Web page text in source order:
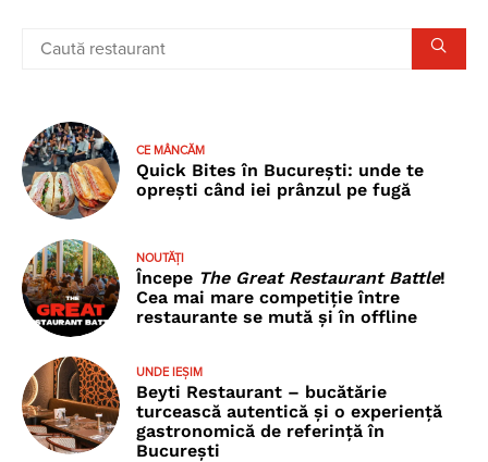
CE MÂNCĂM
Quick Bites în București: unde te
oprești când iei prânzul pe fugă
NOUTĂȚI
Începe The Great Restaurant Battle!
Cea mai mare competiție între
restaurante se mută și în offline
UNDE IEȘIM
Beyti Restaurant – bucătărie
turcească autentică și o experiență
gastronomică de referință în
București